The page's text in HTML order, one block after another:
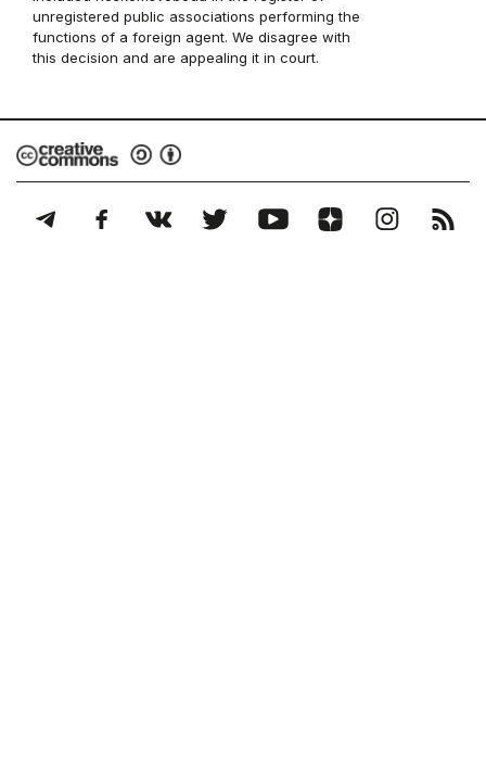
unregistered public associations performing the
functions of a foreign agent. We disagree with
this decision and are appealing it in court.